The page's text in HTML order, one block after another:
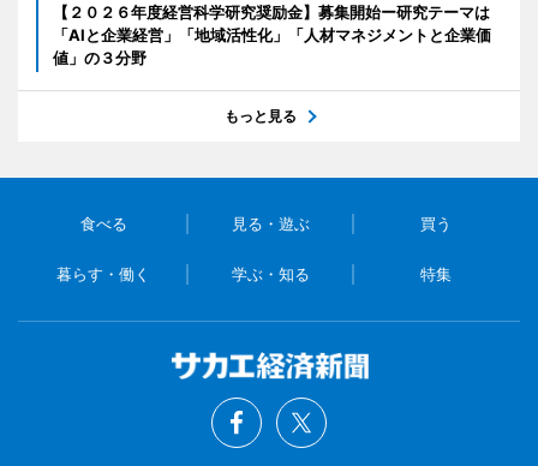
【２０２６年度経営科学研究奨励金】募集開始ー研究テーマは
「AIと企業経営」「地域活性化」「人材マネジメントと企業価
値」の３分野
もっと見る
食べる 見る・遊ぶ 買う
暮らす・働く 学ぶ・知る 特集